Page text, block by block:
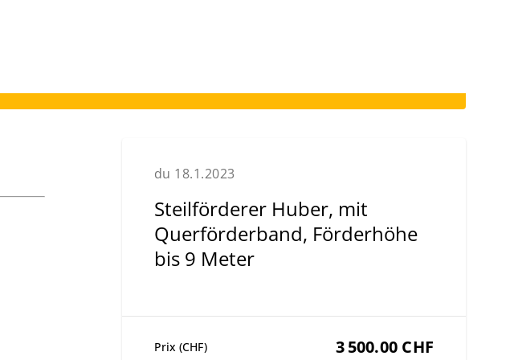
du 18.1.2023
Steilförderer Huber, mit
Querförderband, Förderhöhe
bis 9 Meter
Prix (CHF) 3 500.00 CHF